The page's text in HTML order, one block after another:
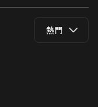
熱門